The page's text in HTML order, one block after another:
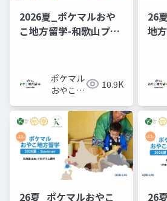
2026夏_ポケマルおや
こ地方留学-和歌山プロ
ポケマル
おやこ地
10.9K
26
地
26夏_ポケマルおやこ
26